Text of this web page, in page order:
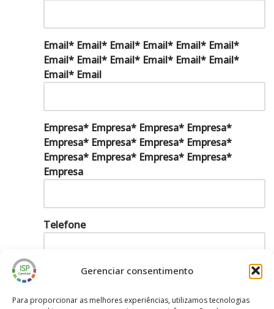
Gerenciar consentimento
Para proporcionar as melhores experiências, utilizamos tecnologias
Email* Email* Email* Email* Email* Email*
Email* Email* Email* Email* Email* Email*
Email* Email
Empresa* Empresa* Empresa* Empresa*
Empresa* Empresa* Empresa* Empresa*
Empresa* Empresa* Empresa* Empresa*
Empresa
Telefone